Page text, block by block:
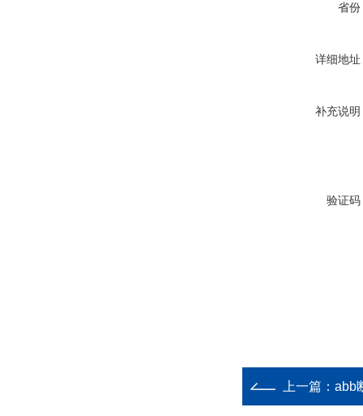
省份
详细地址
补充说明
验证码
上一篇： abb